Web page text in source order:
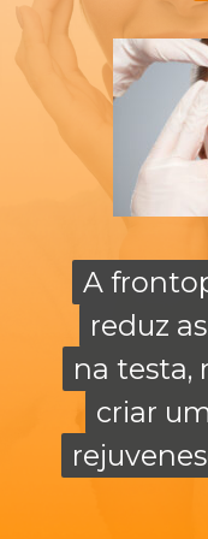
A
reduz
na testa,
criar
A
reduz
na testa,
criar